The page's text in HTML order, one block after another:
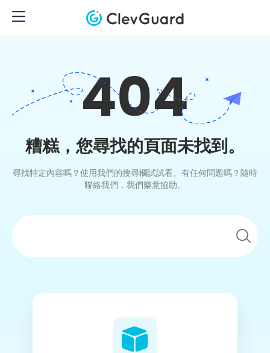
糟糕，您尋找的頁面未找到。
尋找特定內容嗎？使用我們的搜尋欄試試看。有任何問題嗎？隨時
聯絡我們，我們樂意協助。